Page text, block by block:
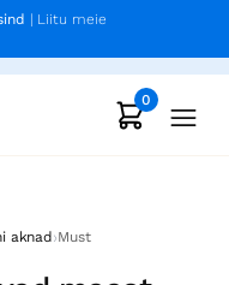
| Liitu meie
0
aknad ›Must